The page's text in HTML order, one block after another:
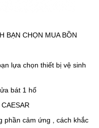
BẠN CHỌN MUA BỒN
lựa chọn thiết bị vệ sinh
bát 1 hố
phần cảm ứng , cách khắc